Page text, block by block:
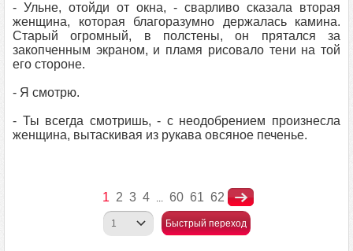
- Ульне, отойди от окна, - сварливо сказала вторая
женщина, которая благоразумно держалась камина.
Старый огромный, в полстены, он прятался за
закопченным экраном, и пламя рисовало тени на той
его стороне.
- Я смотрю.
- Ты всегда смотришь, - с неодобрением произнесла
женщина, вытаскивая из рукава овсяное печенье.
1 2 3 4 ... 60 61 62
Быстрый переход